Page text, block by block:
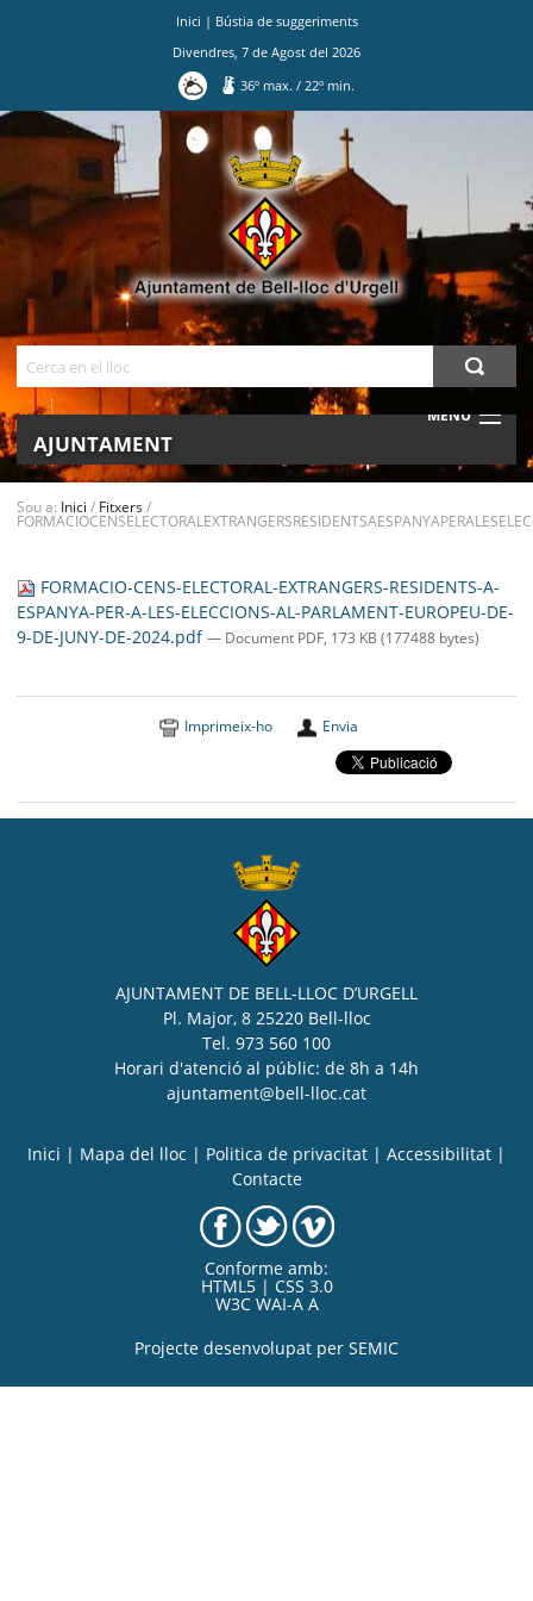
Inici | Bústia de suggeriments
Divendres 7 de Agost del 2026
36º max./ 22º min.
MENU
AJUNTAMENT
BELL-LLOC SOLUCIONA
Sou a: Inici / Fitxers/
FORMACIO-CENS-ELECTORAL-EXTRANGERS-RESIDENTS-A-
ESPANYA-PER-A-LES-ELECCIONS-AL-PARLAMENT-EUROPEU-DE-
9-DE-JUNY-DE-2024.pdf— Document PDF, 173 KB (177488 bytes)
Imprimeix-ho Envia
AJUNTAMENT DE BELL-LLOC D’URGELL
Pl. Major, 8 25220 Bell-lloc
Tel. 973 560 100
Horari d'atenció al públic: de 8h a 14h
ajuntament@bell-lloc.cat
Inici | Mapa del lloc | Politica de privacitat | Accessibilitat |
Contacte
Conforme amb:
HTML5 | CSS 3.0
W3C WAI-A A
Projecte desenvolupat per SEMIC